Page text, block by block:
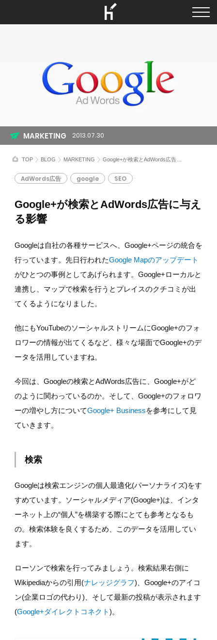
TOP BLOG MARKETING Google+が検索とAdWords広告に与える影響
Google+が検索とAdWords広告に与え
る影響
AdWords広告 google SEO
MARKETING 2013.07.30
Googleは自社の各種サービスへ、Google+ページの統合を
行っています。先日行われたGoogle Mapのアップデート
がひとつの事例としてあげられます。Google+ローカルと
連携し、マップで検索を行うとプレイスのクチコミが出
てくるようになりました。
他にもYouTubeのソーシャルストリームにGoogle+のフォ
ロワーの情報が出てくるなど、様々な場面でGoogle+のデ
ータを活用していますね。
今回は、Googleの検索とAdWords広告に、Google+がど
のように関わっているのか。そして、Google+のフォロワ
ーの増やし方についてGoogle+ Businessを参考にして見
ていきます。
検索
Googleは検索エンジンの個人最適化(パーソナライズ)をす
すめています。ソーシャルメディア(Google+)は、インタ
ーネット上の“個人”を構築する際にとても参考となるも
の。検索体験を良くするため、このデータを活用してい
ます。
ローソンで検索を行ってみましょう。検索結果右側に
Wikipediaからの引用(ナレッジグラフ)、Google+のアイコ
ン(企業ロゴの代わり)、そして最新の投稿が表示されます
(Google+ダイレクトコネクト)。